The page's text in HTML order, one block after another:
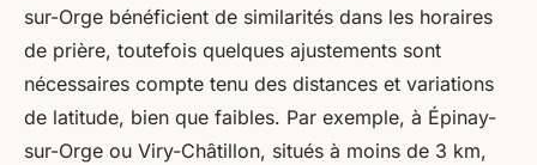
sur-Orge bénéficient de similarités dans les horaires
de prière, toutefois quelques ajustements sont
nécessaires compte tenu des distances et variations
de latitude, bien que faibles. Par exemple, à Épinay-
sur-Orge ou Viry-Châtillon, situés à moins de 3 km,